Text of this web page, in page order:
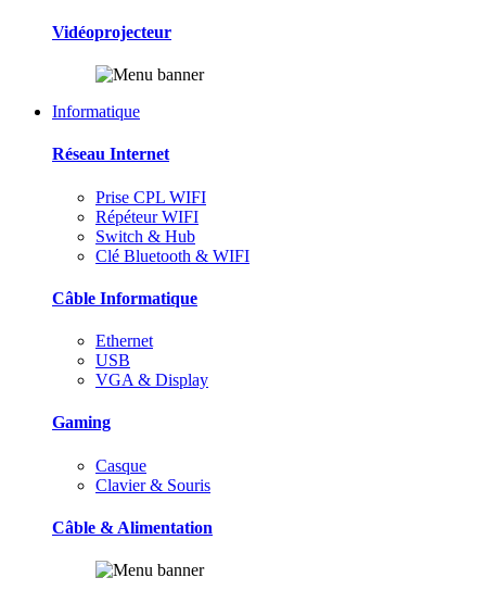
Vidéoprojecteur
Informatique
Réseau Internet
Prise CPL WIFI
Répéteur WIFI
Switch & Hub
Clé Bluetooth & WIFI
Câble Informatique
Ethernet
USB
VGA & Display
Gaming
Casque
Clavier & Souris
Câble & Alimentation